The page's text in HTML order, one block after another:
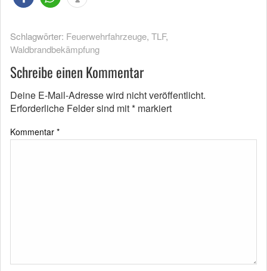
Schlagwörter: Feuerwehrfahrzeuge, TLF,
Waldbrandbekämpfung
Schreibe einen Kommentar
Deine E-Mail-Adresse wird nicht veröffentlicht.
Erforderliche Felder sind mit* markiert
Kommentar *